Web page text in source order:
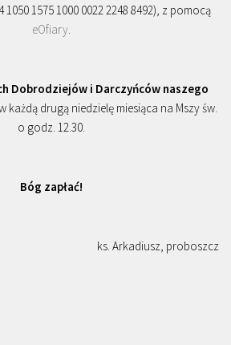
1575 1000 0022 2248 8492), z pomocą
eOfiary.
Dobrodziejów i Darczyńców naszego
każdą drugą niedzielę miesiąca na Mszy św.
o godz. 12.30.
Bóg zapłać!
ks. Arkadiusz, proboszcz